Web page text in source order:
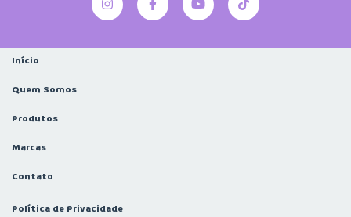
Início
Quem Somos
Produtos
Marcas
Contato
Política de Privacidade